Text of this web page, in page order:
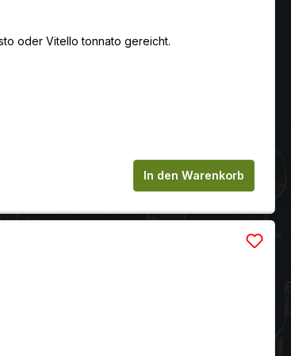
oder Vitello tonnato gereicht.
die Anzahl zu erhöhen oder
In den Warenkorb